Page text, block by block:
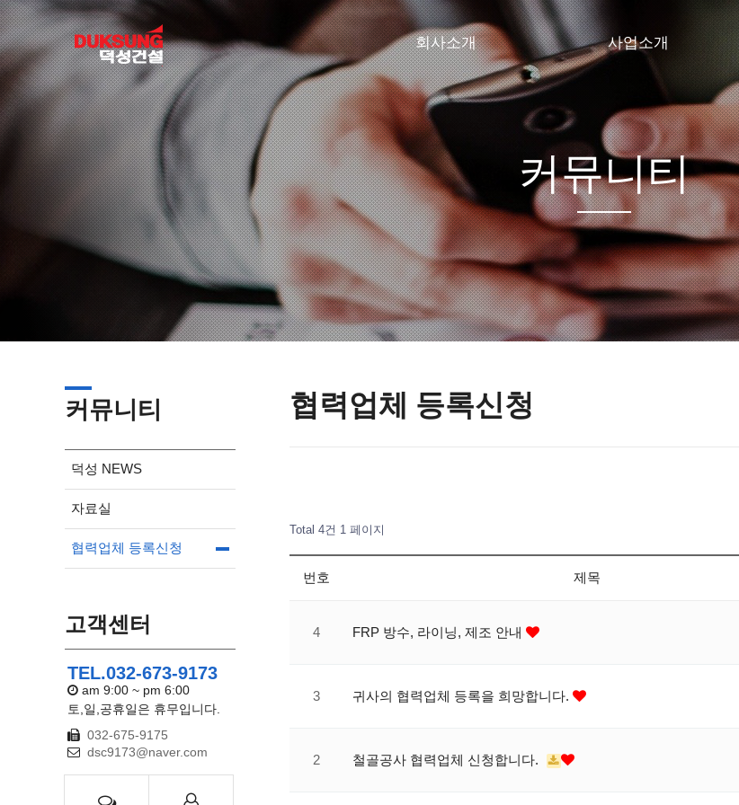
회사소개
CEO 인사말
경영이념 및 경영방침
회사연혁
조직도
오시는길
사업소개
공장/창고시설
공공시설
상업/업무시설
주거시설
커뮤니티
커뮤니티
덕성 NEWS
자료실
협력업체 등록신청
고객센터
TEL.032-673-9173
am 9:00 ~ pm 6:00
토,일,공휴일은 휴무입니다.
032-675-9175
dsc9173@naver.com
협력업체 등록신청
Total 4건 1 페이지
번호 제목
4 FRP 방수, 라이닝, 제조 안내
3 귀사의 협력업체 등록을 희망합니다.
2 철골공사 협력업체 신청합니다.